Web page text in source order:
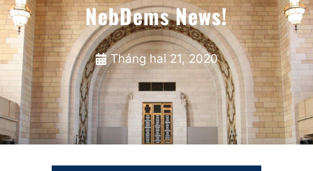
NebDems News!
Tháng hai 21, 2020